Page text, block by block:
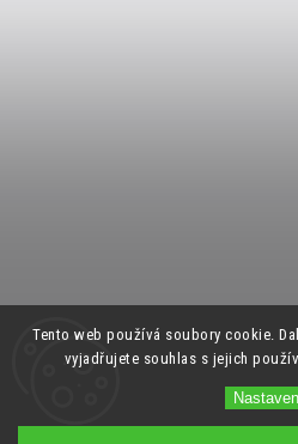
Tento web používá soubory cookie.
vyjadřujete souhlas s jejich